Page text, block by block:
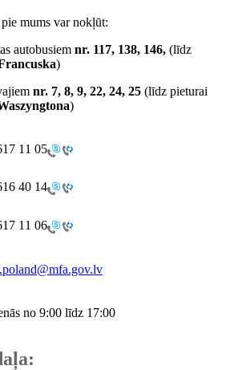
mums var nokļūt:
autobusiem nr. 117, 138, 146, (līdz
)
nr. 7, 8, 9, 22, 24, 25 (līdz pieturai
)
11 05
40 14
11 06
no 9:00 līdz 17:00